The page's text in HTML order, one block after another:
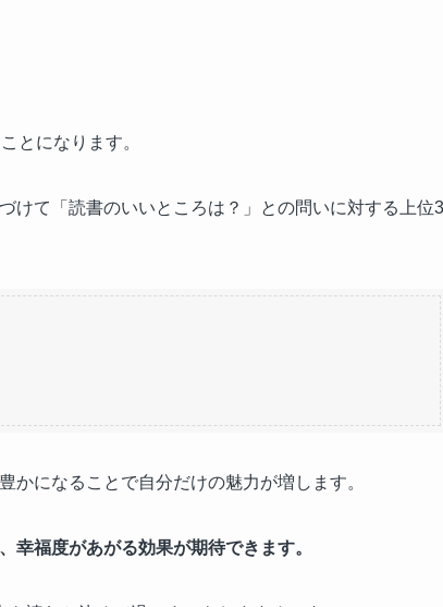
とになります。
けて「読書のいいところは？」との問いに対する上位3
かになることで自分だけの魅力が増します。
幸福度があがる効果が期待できます。